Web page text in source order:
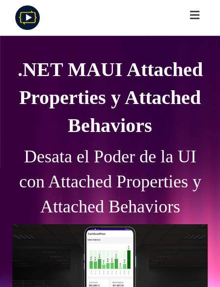
.NET MAUI Attached
Properties y Attached
Behaviors
Desata el Poder de la UI
con Attached Properties y
Attached Behaviors